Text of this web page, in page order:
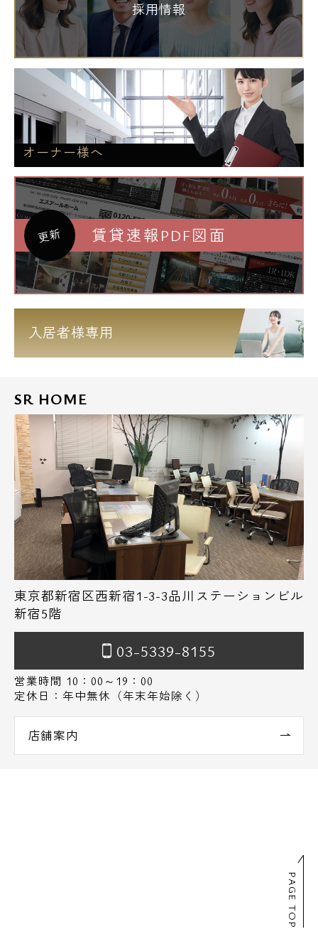
採用情報
オーナー様へ
更新 賃貸速報PDF図面
入居者様専用
SR HOME
東京都新宿区西新宿1-3-3品川ステーションビル
新宿5階
03-5339-8155
営業時間 10：00～19：00
定休日：年中無休（年末年始除く）
店舗案内
PAGE TOP